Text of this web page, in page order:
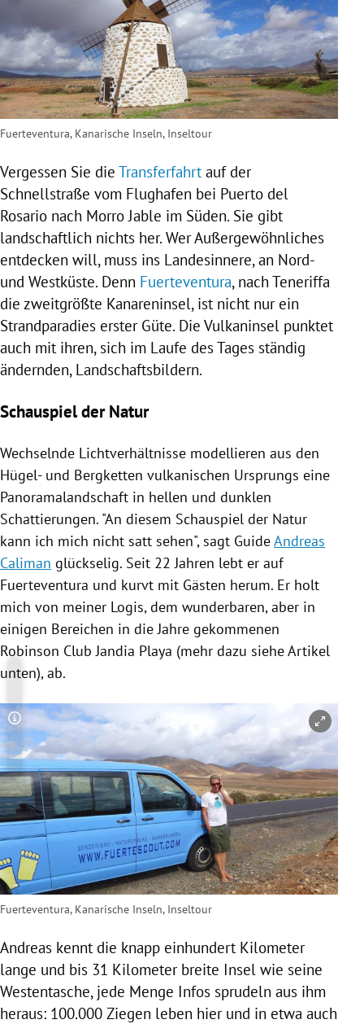
Fuerteventura, Kanarische Inseln, Inseltour
Vergessen Sie die Transferfahrt auf der
Schnellstraße vom Flughafen bei Puerto del
Rosario nach Morro Jable im Süden. Sie gibt
landschaftlich nichts her. Wer Außergewöhnliches
entdecken will, muss ins Landesinnere, an Nord-
und Westküste. Denn Fuerteventura, nach Teneriffa
die zweitgrößte Kanareninsel, ist nicht nur ein
Strandparadies erster Güte. Die Vulkaninsel punktet
auch mit ihren, sich im Laufe des Tages ständig
ändernden, Landschaftsbildern.
Schauspiel der Natur
Wechselnde Lichtverhältnisse modellieren aus den
Hügel- und Bergketten vulkanischen Ursprungs eine
Panoramalandschaft in hellen und dunklen
Schattierungen. "An diesem Schauspiel der Natur
kann ich mich nicht satt sehen", sagt GuideAndreas
Caliman glückselig. Seit 22 Jahren lebt er auf
Fuerteventura und kurvt mit Gästen herum. Er holt
mich von meiner Logis, dem wunderbaren, aber in
einigen Bereichen in die Jahre gekommenen
Robinson Club Jandia Playa (mehr dazu siehe Artikel
unten), ab.
Copyright-Hinweis öffnen/schließen
Fuerteventura, Kanarische Inseln, Inseltour
Andreas kennt die knapp einhundert Kilometer
lange und bis 31 Kilometer breite Insel wie seine
Westentasche, jede Menge Infos sprudeln aus ihm
heraus: 100.000 Ziegen leben hier und in etwa auch